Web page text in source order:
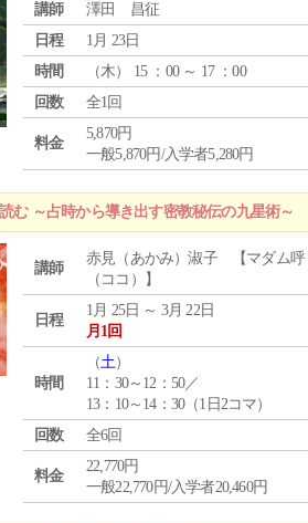
講師
澤田 昌征
日程
1月 23日
時間
（木） 15 ：00 ～ 17 ：00
回数
全1回
料金
5,870円
一般5,870円/入学者5,280円
む ～占時から導き出す密教秘伝の九星術～
講師
赤見（あかみ）淑子 【マダム呼
（ココ）】
日程
1月 25日 ～ 3月 22日
月1回
時間
（土）
11：30～12：50／
13：10～14：30（1日2コマ）
回数
全6回
料金
22,770円
一般22,770円/入学者20,460円